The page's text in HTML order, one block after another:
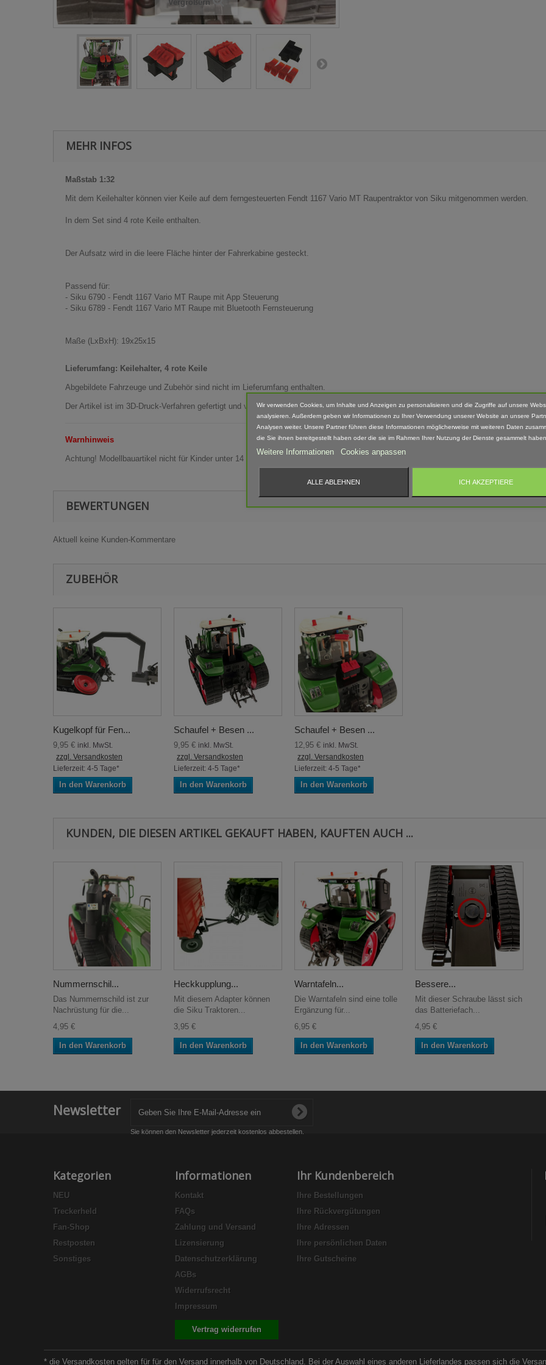
Vergrößern
MEHR INFOS
Maßstab 1:32
Mit dem Keilehalter können vier Keile auf dem ferngesteuerten Fendt 1167 Vario MT Raupentraktor von Siku mitgenommen werden.
In dem Set sind 4 rote Keile enthalten.
Der Aufsatz wird in die leere Fläche hinter der Fahrerkabine gesteckt.
Passend für:
- Siku 6790 - Fendt 1167 Vario MT Raupe mit App Steuerung
- Siku 6789 - Fendt 1167 Vario MT Raupe mit Bluetooth Fernsteuerung
Maße (LxBxH): 19x25x15
Lieferumfang: Keilehalter, 4 rote Keile
Abgebildete Fahrzeuge und Zubehör sind nicht im Lieferumfang enthalten.
Der Artikel ist im 3D-Druck-Verfahren gefertigt und von Hand nach bearbeitet. Daher können Form, Farbe und Ausführung abweichen.
Warnhinweis
Achtung! Modellbauartikel nicht für Kinder unter 14 Jahren geeignet! Erstickungsgefahr Aufgrund verschluckbarer und spitzer Kleinteile.
BEWERTUNGEN
Aktuell keine Kunden-Kommentare
ZUBEHÖR
Kugelkopf für Fen...
9,95 € inkl. MwSt.
zzgl. Versandkosten
Lieferzeit: 4-5 Tage*
In den Warenkorb
Schaufel + Besen ...
9,95 € inkl. MwSt.
zzgl. Versandkosten
Lieferzeit: 4-5 Tage*
In den Warenkorb
Schaufel + Besen ...
12,95 € inkl. MwSt.
zzgl. Versandkosten
Lieferzeit: 4-5 Tage*
In den Warenkorb
KUNDEN, DIE DIESEN ARTIKEL GEKAUFT HABEN, KAUFTEN AUCH ...
Nummernschil...
Das Nummernschild ist zur
Nachrüstung für die...
4,95 €
In den Warenkorb
Heckkupplung...
Mit diesem Adapter können
die Siku Traktoren...
3,95 €
In den Warenkorb
Warntafeln...
Die Warntafeln sind eine tolle
Ergänzung für...
6,95 €
In den Warenkorb
Bessere...
Mit dieser Schraube lässt sich
das Batteriefach...
4,95 €
In den Warenkorb
Newsletter
Sie können den Newsletter jederzeit kostenlos abbestellen.
Kategorien
NEU
Treckerheld
Fan-Shop
Restposten
Sonstiges
Informationen
Kontakt
FAQs
Zahlung und Versand
Lizensierung
Datenschutzerklärung
AGBs
Widerrufsrecht
Impressum
Vertrag widerrufen
Ihr Kundenbereich
Ihre Bestellungen
Ihre Rückvergütungen
Ihre Adressen
Ihre persönlichen Daten
Ihre Gutscheine
* die Versandkosten gelten für für den Versand innerhalb von Deutschland. Bei der Auswahl eines anderen Lieferlandes passen sich die
Wir verwenden Cookies, um Inhalte und Anzeigen zu personalisieren und die Zugriffe auf unsere
analysieren. Außerdem geben wir Informationen zu Ihrer Verwendung unserer Website an unsere
Analysen weiter. Unsere Partner führen diese Informationen möglicherweise mit weiteren Daten
die Sie ihnen bereitgestellt haben oder die sie im Rahmen Ihrer Nutzung der Dienste gesammelt haben.
Weitere Informationen Cookies anpassen
ALLE ABLEHNEN ICH AKZEPTIERE